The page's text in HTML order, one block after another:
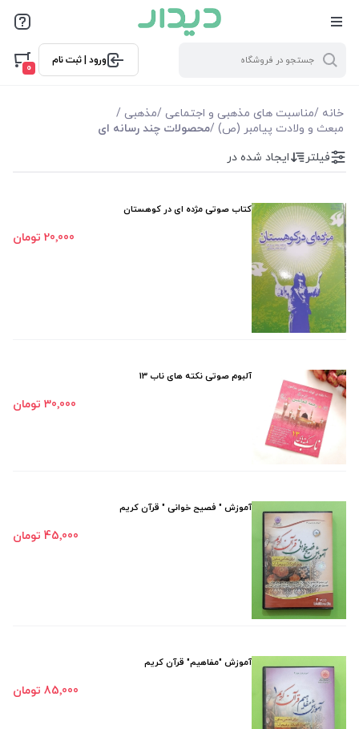
ورود | ثبت نام
0
خانه /مناسبت های مذهبی و اجتماعی /مذهبی /
مبعث و ولادت پیامبر (ص) /محصولات چند رسانه ای
فیلتر بر اساس قیمت
فیلترها
نمایش همه محصولات
فیلتر ایجاد شده در
کتاب صوتی مژده ای در کوهستان
20٬000 تومان
آلبوم صوتی نکته های ناب 13
30٬000 تومان
آموزش " فصیح خوانی " قرآن کریم
45٬000 تومان
آموزش "مفاهیم" قرآن کریم
85٬000 تومان